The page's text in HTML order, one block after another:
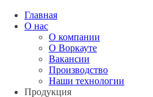
Главная
О нас
О компании
О Воркауте
Вакансии
Производство
Наши технологии
Продукция